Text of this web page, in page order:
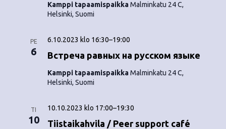
i
Kamppi tapaamispaikkaMalminkatu 24 C,
Helsinki, Suomi
PE
6 Встреча равных на русском языке
6.10.2023 klo 16:30–19:00
Kamppi tapaamispaikkaMalminkatu 24 C,
Helsinki, Suomi
TI
10 Tiistaikahvila / Peer support café
10.10.2023 klo 17:00–19:30